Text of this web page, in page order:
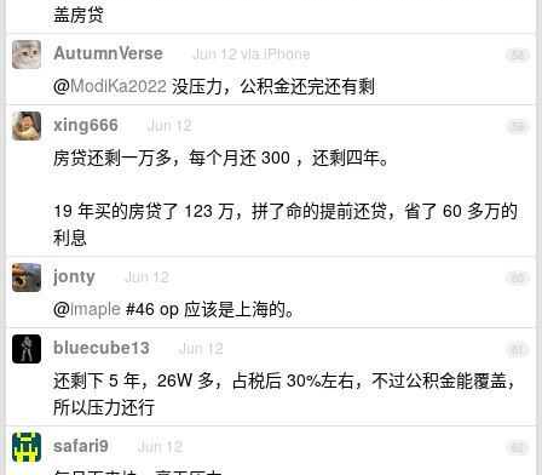
盖房贷
58
AutumnVerse Jun 12 via iPhone
@ModiKa2022 没压力，公积金还完还有剩
59
xing666 Jun 12
房贷还剩一万多，每个月还 300 ，还剩四年。
19 年买的房贷了 123 万，拼了命的提前还贷，省了 60 多万的
利息
60
jonty Jun 12
@imaple #46 op 应该是上海的。
61
bluecube13 Jun 12
还剩下 5 年，26W 多，占税后 30%左右，不过公积金能覆盖，
所以压力还行
62
safari9 Jun 12